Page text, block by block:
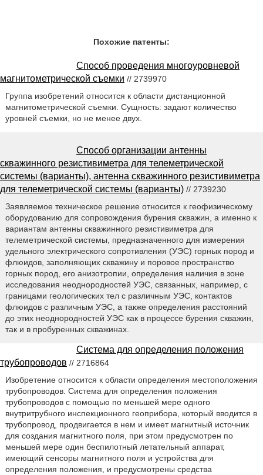
Похожие патенты:
Способ проведения многоуровневой
магнитометрической съемки // 2739970
Группа изобретений относится к области дистанционной
магнитометрической съемки. Сущность: задают количество
уровней съемки, но не менее двух.
Способ организации антенны
скважинного резистивиметра для телеметрической
системы (варианты), антенна скважинного резистивиметра
для телеметрической системы (варианты) // 2739230
Заявляемое техническое решение относится к геофизическому
оборудованию для сопровождения бурения скважин, а именно к
вариантам антенны скважинного резистивиметра для
телеметрической системы, предназначенного для измерения
удельного электрического сопротивления (УЭС) горных пород и
флюидов, заполняющих скважину и поровое пространство
горных пород, его анизотропии, определения наличия в зоне
исследования неоднородностей УЭС, связанных, например, с
границами геологических тел с различным УЭС, контактов
флюидов с различным УЭС, а также определения расстояний
до этих неоднородностей УЭС как в процессе бурения скважин,
так и в пробуренных скважинах.
Система для определения положения
трубопроводов // 2716864
Изобретение относится к области определения местоположения
трубопроводов. Система для определения положения
трубопроводов с помощью по меньшей мере одного
внутритрубного инспекционного геоприбора, который вводится в
трубопровод, продвигается в нем и имеет магнитный источник
для создания магнитного поля, при этом предусмотрен по
меньшей мере один беспилотный летательный аппарат,
имеющий сенсоры магнитного поля и устройства для
определения положения, и предусмотрены средства